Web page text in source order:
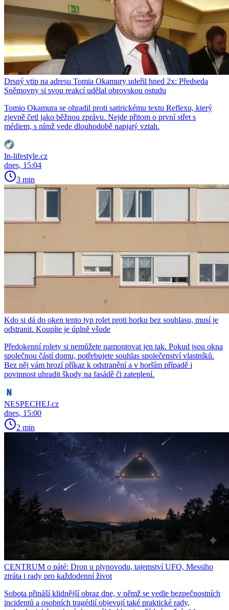
Drsný vtip na adresu Tomia Okamury udeřil hned 2x: Předseda
Sněmovny si svou reakcí udělal obrovskou ostudu
Tomio Okamura se ohradil proti satirickému textu Reflexu, který
zjevně četl jako běžnou zprávu. Nejde přitom o první střet s
médiem, s nímž vede dlouhodobě napjatý vztah.
In-lifestyle.cz
dnes, 15:04
3 min
Kdo si dá do oken tento typ rolet proti horku bez souhlasu, musí je
odstranit. Koupíte je úplně všude
Předokenní rolety si nemůžete namontovat jen tak. Pokud jsou okna
společnou částí domu, potřebujete souhlas společenství vlastníků.
Bez něj vám hrozí příkaz k odstranění a v horším případě i
povinnost uhradit škody na fasádě či zateplení.
NESPECHEJ.cz
dnes, 15:00
2 min
CENTRUM o páté: Dron u plynovodu, tajemství UFO, Messiho
ztráta i rady pro každodenní život
Sobota přináší klidnější obraz dne, v němž se vedle bezpečnostních
incidentů a osobních tragédií objevují také praktické rady,